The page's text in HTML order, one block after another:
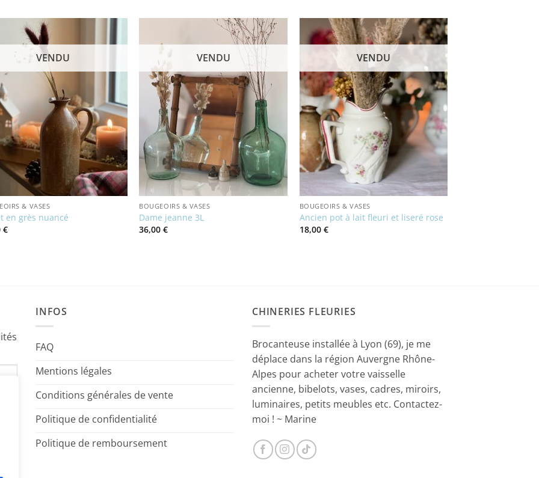
VENDU
& VASES
en grès nuancé
€
VENDU
BOUGEOIRS & VASES
Dame jeanne 3L
36,00€
VENDU
BOUGEOIRS & VASES
Ancien pot à lait fleuri et liseré rose
18,00 €
INFOS
FAQ
Mentions légales
Conditions générales de vente
Politique de confidentialité
Politique de remboursement
CHINERIES FLEURIES
Brocanteuse installée à Lyon (69), je me
déplace dans la région Auvergne Rhône-
Alpes pour acheter votre vaisselle
ancienne, bibelots, vases, cadres, miroirs,
luminaires, petits meubles etc. Contactez-
moi ! ~ Marine